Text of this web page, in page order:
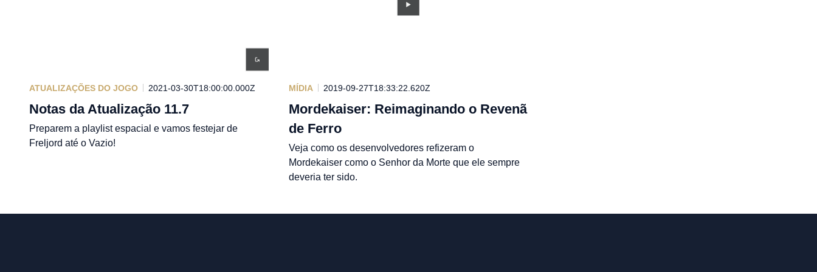
ATUALIZAÇÕES DO JOGO 2021-03-30T18:00:00.000Z
Notas da Atualização 11.7
Preparem a playlist espacial e vamos festejar de
Freljord até o Vazio!
MÍDIA 2019-09-27T18:33:22.620Z
Mordekaiser: Reimaginando o Revenã
de Ferro
Veja como os desenvolvedores refizeram o
Mordekaiser como o Senhor da Morte que ele sempre
deveria ter sido.